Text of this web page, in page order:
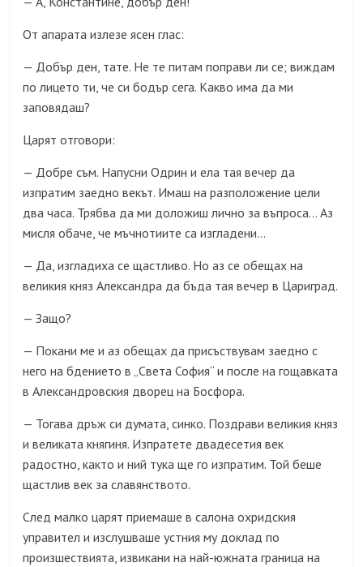
От апарата излезе ясен глас:
— Добър ден, тате. Не те питам поправи ли се; виждам
по лицето ти, че си бодър сега. Какво има да ми
заповядаш?
Царят отговори:
— Добре съм. Напусни Одрин и ела тая вечер да
изпратим заедно векът. Имаш на разположение цели
два часа. Трябва да ми доложиш лично за въпроса… Аз
мисля обаче, че мъчнотиите са изгладени…
— Да, изгладиха се щастливо. Но аз се обещах на
великия княз Александра да бъда тая вечер в Цариград.
—Защо?
— Покани ме и аз обещах да присъствувам заедно с
него на бдението в „Света София“ и после на гощавката
в Александровския дворец на Босфора.
— Тогава дръж си думата, синко. Поздрави великия княз
и великата княгиня. Изпратете двадесетия век
радостно, както и ний тука ще го изпратим. Той беше
щастлив век за славянството.
След малко царят приемаше в салона охридския
управител и изслушваше устния му доклад по
произшествията, извикани на най-южната граница на